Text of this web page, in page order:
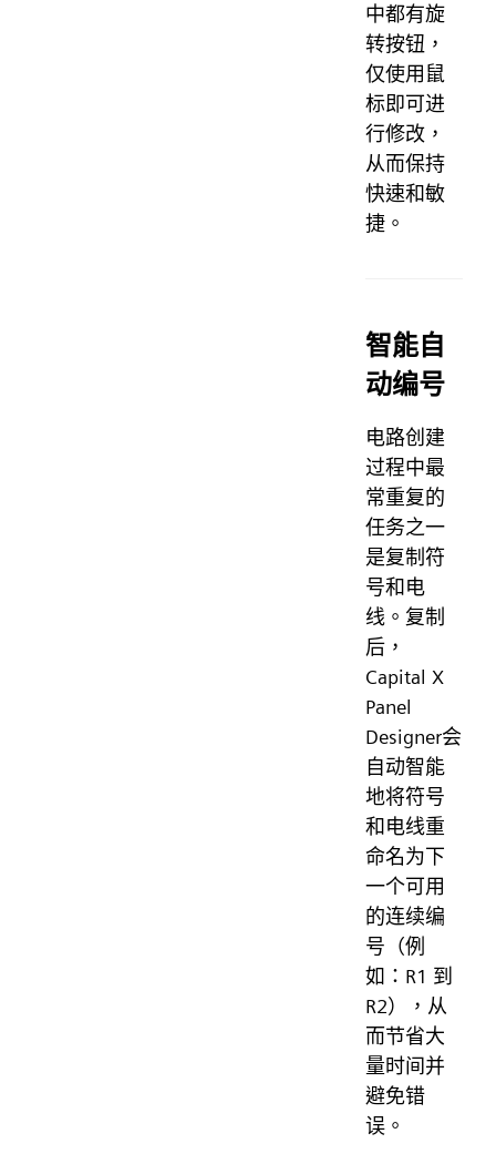
中都有旋
转按钮，
仅使用鼠
标即可进
行修改，
从而保持
快速和敏
捷。
智能自
动编号
电路创建
过程中最
常重复的
任务之一
是复制符
号和电
线。复制
后，
Capital X
Panel
Designer会
自动智能
地将符号
和电线重
命名为下
一个可用
的连续编
号（例
如：R1 到
R2），从
而节省大
量时间并
避免错
误。